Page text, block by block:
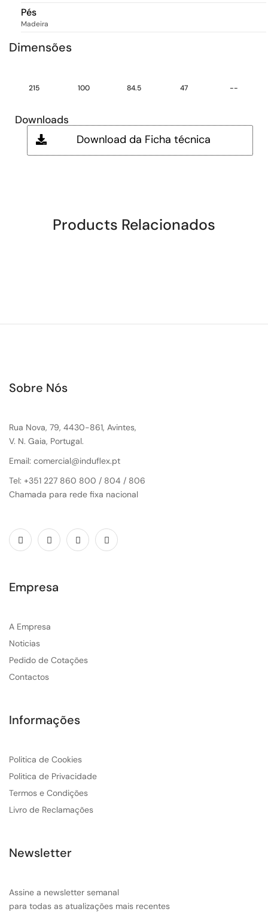
Pés
Madeira
Dimensões
215 100 84.5 47 --
Downloads
Download da Ficha técnica
Products Relacionados
Sobre Nós
Rua Nova, 79, 4430-861, Avintes,
V. N. Gaia, Portugal.
Email: comercial@induflex.pt
Tel: +351 227 860 800 / 804 / 806
Chamada para rede fixa nacional
Empresa
A Empresa
Noticias
Pedido de Cotações
Contactos
Informações
Politica de Cookies
Politica de Privacidade
Termos e Condições
Livro de Reclamações
Newsletter
Assine a newsletter semanal
para todas as atualizações mais recentes